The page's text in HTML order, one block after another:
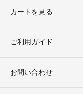
カートを見る
ご利用ガイド
お問い合わせ